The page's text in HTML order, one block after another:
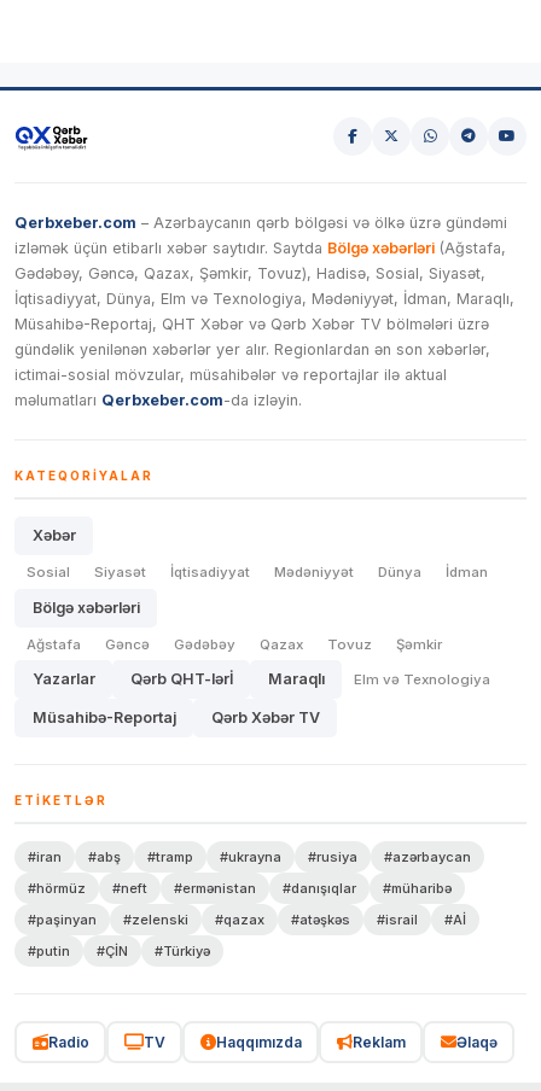
Qerbxeber.com – Azərbaycanın qərb bölgəsi və ölkə üzrə gündəmi
izləmək üçün etibarlı xəbər saytıdır. Saytda Bölgə xəbərləri (Ağstafa,
Gədəbəy, Gəncə, Qazax, Şəmkir, Tovuz), Hadisə, Sosial, Siyasət,
İqtisadiyyat, Dünya, Elm və Texnologiya, Mədəniyyət, İdman, Maraqlı,
Müsahibə-Reportaj, QHT Xəbər və Qərb Xəbər TV bölmələri üzrə
gündəlik yenilənən xəbərlər yer alır. Regionlardan ən son xəbərlər,
ictimai-sosial mövzular, müsahibələr və reportajlar ilə aktual
məlumatları Qerbxeber.com-da izləyin.
KATEQORIYALAR
Xəbər
Sosial Siyasət İqtisadiyyat Mədəniyyət Dünya İdman
Bölgə xəbərləri
Ağstafa Gəncə Gədəbəy Qazax Tovuz Şəmkir
Yazarlar Qərb QHT-lərİ Maraqlı Elm və Texnologiya
Müsahibə-Reportaj Qərb Xəbər TV
ETIKETLƏR
#iran #abş #tramp #ukrayna #rusiya
#azərbaycan
#hörmüz
#neft #ermənistan #danışıqlar
#müharibə
#paşinyan
#zelenski #qazax #atəşkəs #israil
#Aİ
#putin
#ÇİN #Türkiyə
Radio TV Haqqımızda Reklam Əlaqə